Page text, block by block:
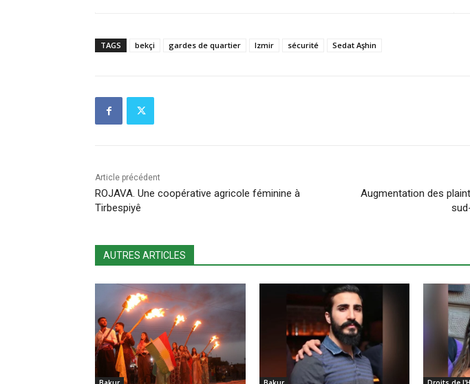
TAGS bekçi gardes de quartier Izmir sécurité Sedat Aşhin
Article précédent
ROJAVA. Une coopérative agricole féminine à
Tirbespiyê
Augmentation des
AUTRES ARTICLES